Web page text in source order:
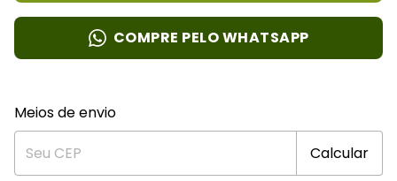
COMPRE PELO WHATSAPP
Entregas para o CEP:
Meios de envio
Calcular